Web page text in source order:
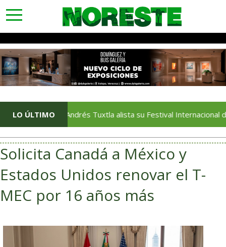
toggle
navigation
LO ÚLTIMO
San Andrés Tuxtla alista su Festival Internacional de Globos
Solicita Canadá a México y
Estados Unidos renovar el T-
MEC por 16 años más